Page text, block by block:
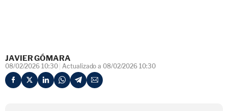
JAVIER GÓMARA
08/02/2026 10:30 Actualizado a 08/02/2026 10:30